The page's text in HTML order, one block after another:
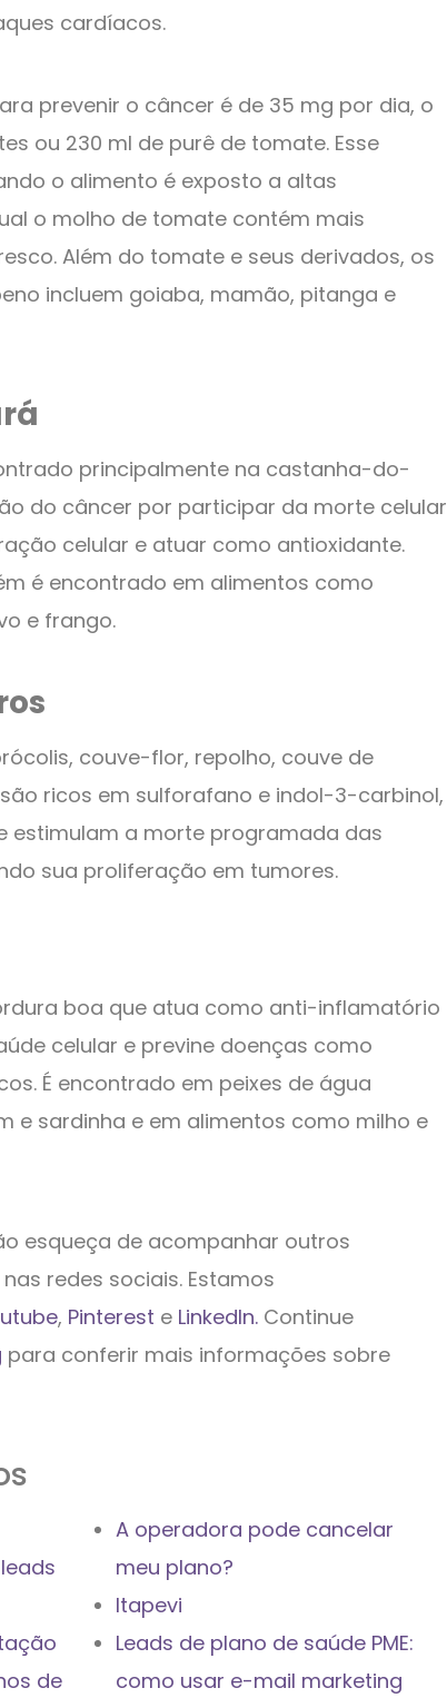
cardíacos.
prevenir o câncer é de 35 mg por dia, o
ou 230 ml de purê de tomate. Esse
o alimento é exposto a altas
o molho de tomate contém mais
Além do tomate e seus derivados, os
incluem goiaba, mamão, pitanga e
principalmente na castanha-do-
do câncer por participar da morte celular
celular e atuar como antioxidante.
é encontrado em alimentos como
e frango.
couve-flor, repolho, couve de
ricos em sulforafano e indol-3-carbinol,
estimulam a morte programada das
sua proliferação em tumores.
boa que atua como anti-inflamatório
celular e previne doenças como
É encontrado em peixes de água
e sardinha e em alimentos como milho e
esqueça de acompanhar outros
redes sociais. Estamos
, Pinterest e LinkedIn. Continue
para conferir mais informações sobre
de
A operadora pode cancelar
meu plano?
Itapevi
Leads de plano de saúde PME:
como usar e-mail marketing